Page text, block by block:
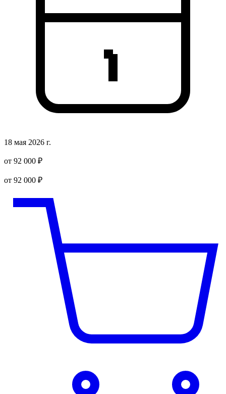
18 мая 2026 г.
от 92 000 ₽
от 92 000 ₽